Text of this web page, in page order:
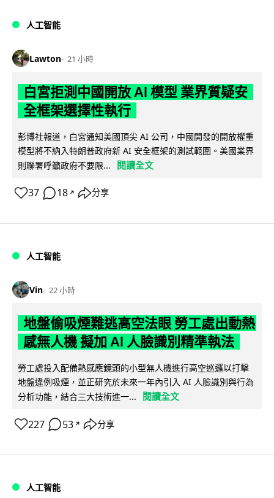
人工智能
Lawton 21 小時
白宮拒測中國開放 AI 模型 業界質疑安
全框架選擇性執行
彭博社報道，白宮通知美國頂尖 AI 公司，中國開發的開放權重
模型將不納入特朗普政府新 AI 安全框架的測試範圍。美國業界
則聯署呼籲政府不要限...
閱讀全文
37 18 ↗ 分享
人工智能
Vin 22 小時
地盤偷吸煙難逃高空法眼 勞工處出動熱
感無人機 擬加 AI 人臉識別精準執法
勞工處投入配備熱感應鏡頭的小型無人機進行高空巡邏以打擊
地盤違例吸煙，並正研究於未來一年內引入 AI 人臉識別與行為
分析功能，結合三大技術進一...
閱讀全文
227 53 ↗ 分享
人工智能